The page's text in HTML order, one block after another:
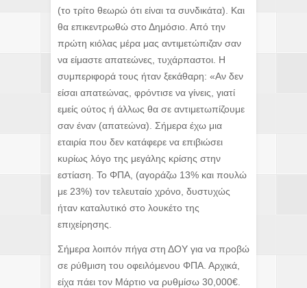
(το τρίτο θεωρώ ότι είναι τα συνδικάτα). Και
θα επικεντρωθώ στο Δημόσιο. Από την
πρώτη κιόλας μέρα μας αντιμετώπιζαν σαν
να είμαστε απατεώνες, τυχάρπαστοι. Η
συμπεριφορά τους ήταν ξεκάθαρη: «Αν δεν
είσαι απατεώνας, φρόντισε να γίνεις, γιατί
εμείς ούτος ή άλλως θα σε αντιμετωπίζουμε
σαν έναν (απατεώνα). Σήμερα έχω μια
εταιρία που δεν κατάφερε να επιβιώσει
κυρίως λόγο της μεγάλης κρίσης στην
εστίαση. Το ΦΠΑ, (αγοράζω 13% και πουλώ
με 23%) τον τελευταίο χρόνο, δυστυχώς
ήταν καταλυτικό στο λουκέτο της
επιχείρησης.
Σήμερα λοιπόν πήγα στη ΔΟΥ για να προβώ
σε ρύθμιση του οφειλόμενου ΦΠΑ. Αρχικά,
είχα πάει τον Μάρτιο να ρυθμίσω 30,000€.